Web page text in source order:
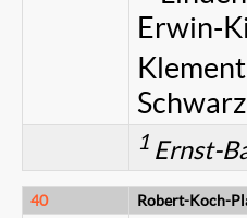
Erwin-
1 Ernst-
40
Robert-Koch-